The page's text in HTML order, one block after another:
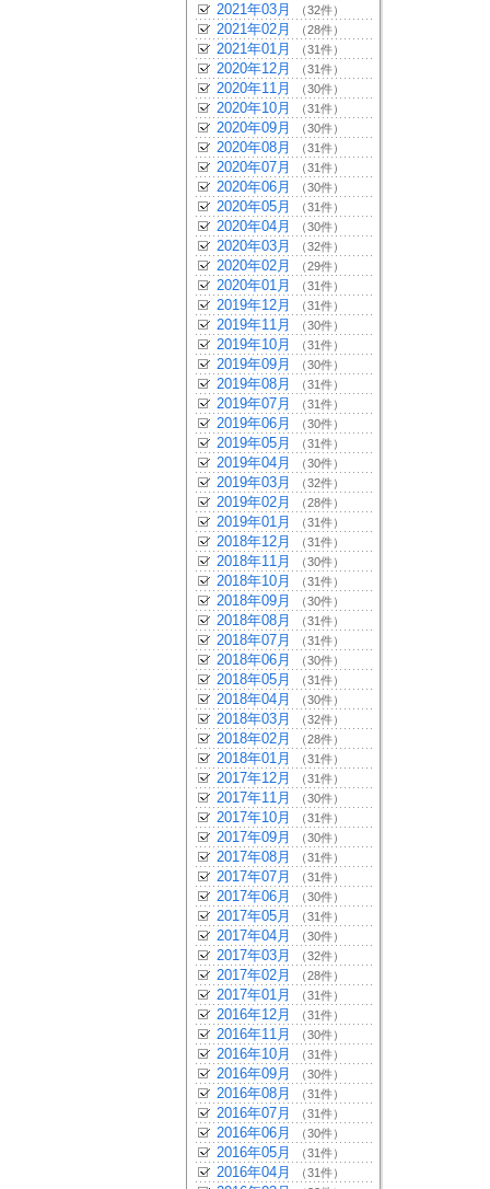
2021年03月 （32件）
2021年02月 （28件）
2021年01月 （31件）
2020年12月 （31件）
2020年11月 （30件）
2020年10月 （31件）
2020年09月 （30件）
2020年08月 （31件）
2020年07月 （31件）
2020年06月 （30件）
2020年05月 （31件）
2020年04月 （30件）
2020年03月 （32件）
2020年02月 （29件）
2020年01月 （31件）
2019年12月 （31件）
2019年11月 （30件）
2019年10月 （31件）
2019年09月 （30件）
2019年08月 （31件）
2019年07月 （31件）
2019年06月 （30件）
2019年05月 （31件）
2019年04月 （30件）
2019年03月 （32件）
2019年02月 （28件）
2019年01月 （31件）
2018年12月 （31件）
2018年11月 （30件）
2018年10月 （31件）
2018年09月 （30件）
2018年08月 （31件）
2018年07月 （31件）
2018年06月 （30件）
2018年05月 （31件）
2018年04月 （30件）
2018年03月 （32件）
2018年02月 （28件）
2018年01月 （31件）
2017年12月 （31件）
2017年11月 （30件）
2017年10月 （31件）
2017年09月 （30件）
2017年08月 （31件）
2017年07月 （31件）
2017年06月 （30件）
2017年05月 （31件）
2017年04月 （30件）
2017年03月 （32件）
2017年02月 （28件）
2017年01月 （31件）
2016年12月 （31件）
2016年11月 （30件）
2016年10月 （31件）
2016年09月 （30件）
2016年08月 （31件）
2016年07月 （31件）
2016年06月 （30件）
2016年05月 （31件）
2016年04月 （31件）